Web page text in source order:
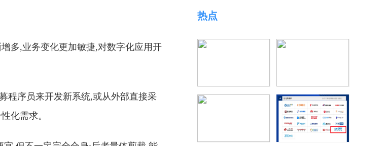
多,业务变化更加敏捷,对数字化应用开
序员来开发新系统,或从外部直接采
化需求。
热点